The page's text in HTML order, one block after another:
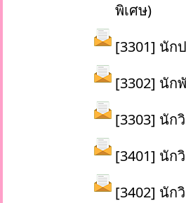
พิเศษ)
[3301] นัก
[3302] นัก
[3303] นัก
[3401] นัก
[3402] นัก